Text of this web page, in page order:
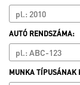
AUTÓ RENDSZÁMA:
MUNKA TÍPUSÁNAK